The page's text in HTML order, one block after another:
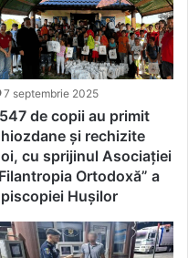
7 septembrie 2025
de copii au primit
și rechizite
cu sprijinul Asociației
Ortodoxă” a
Hușilor